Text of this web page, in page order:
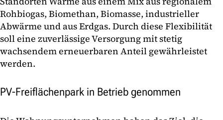
Rohbiogas, Biomethan, Biomasse, industrieller
Abwärme und aus Erdgas. Durch diese Flexibilität
soll eine zuverlässige Versorgung mit stetig
wachsendem erneuerbaren Anteil gewährleistet
werden.
PV-Freiflächenpark in Betrieb genommen